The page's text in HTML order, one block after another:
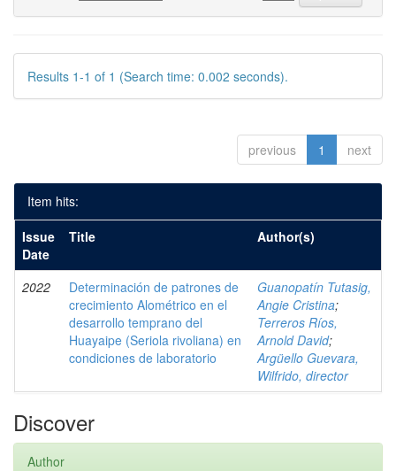
Results 1-1 of 1 (Search time: 0.002 seconds).
previous 1 next
Item hits:
Issue
Date
Title Author(s)
2022
Determinación de patrones de
crecimiento Alométrico en el
desarrollo temprano del
Huayaipe (Seriola rivoliana) en
condiciones de laboratorio
Guanopatín Tutasig,
Angie Cristina;
Terreros Ríos,
Arnold David;
Argüello Guevara,
Wilfrido, director
Discover
Author